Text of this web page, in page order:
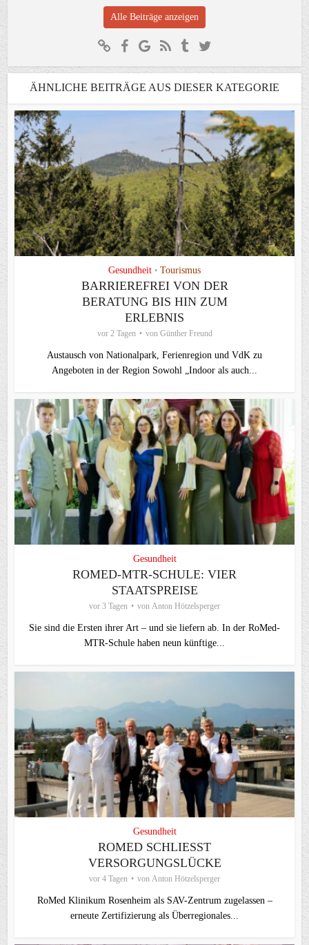
Alle Beiträge anzeigen
ÄHNLICHE BEITRÄGE AUS DIESER KATEGORIE
Gesundheit • Tourismus
BARRIEREFREI VON DER
BERATUNG BIS HIN ZUM
ERLEBNIS
vor 2 Tagen von Günther Freund
Austausch von Nationalpark, Ferienregion und VdK zu
Angeboten in der Region Sowohl „Indoor als auch...
Gesundheit
ROMED-MTR-SCHULE: VIER
STAATSPREISE
vor 3 Tagen von Anton Hötzelsperger
Sie sind die Ersten ihrer Art – und sie liefern ab. In der RoMed-
MTR-Schule haben neun künftige...
Gesundheit
ROMED SCHLIESST V
ERSORGUNGSLÜCKE
vor 4 Tagen von Anton Hötzelsperger
RoMed Klinikum Rosenheim als SAV-Zentrum zugelassen –
erneute Zertifizierung als Überregionales...